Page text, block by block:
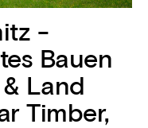
-
Bauen
Land
Timber,